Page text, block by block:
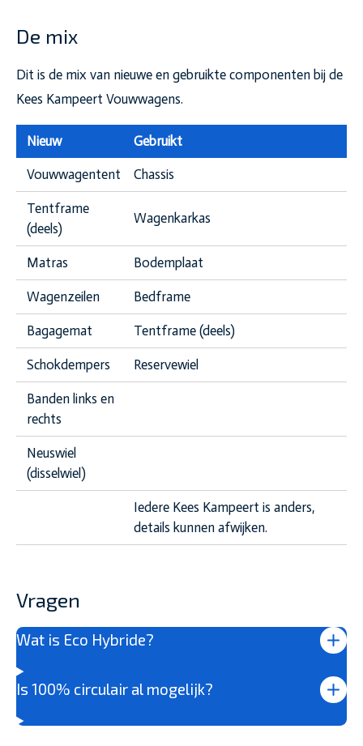
De mix
Dit is de mix van nieuwe en gebruikte componenten bij de
Kees Kampeert Vouwwagens.
Nieuw Gebruikt
Vouwwagentent Chassis
Tentframe
(deels)
Wagenkarkas
Matras Bodemplaat
Wagenzeilen Bedframe
Bagagemat Tentframe (deels)
Schokdempers Reservewiel
Banden links en
rechts
Neuswiel
(disselwiel)
Iedere Kees Kampeert is anders,
details kunnen afwijken.
Vragen
Wat is Eco Hybride?
Is 100% circulair al mogelijk?